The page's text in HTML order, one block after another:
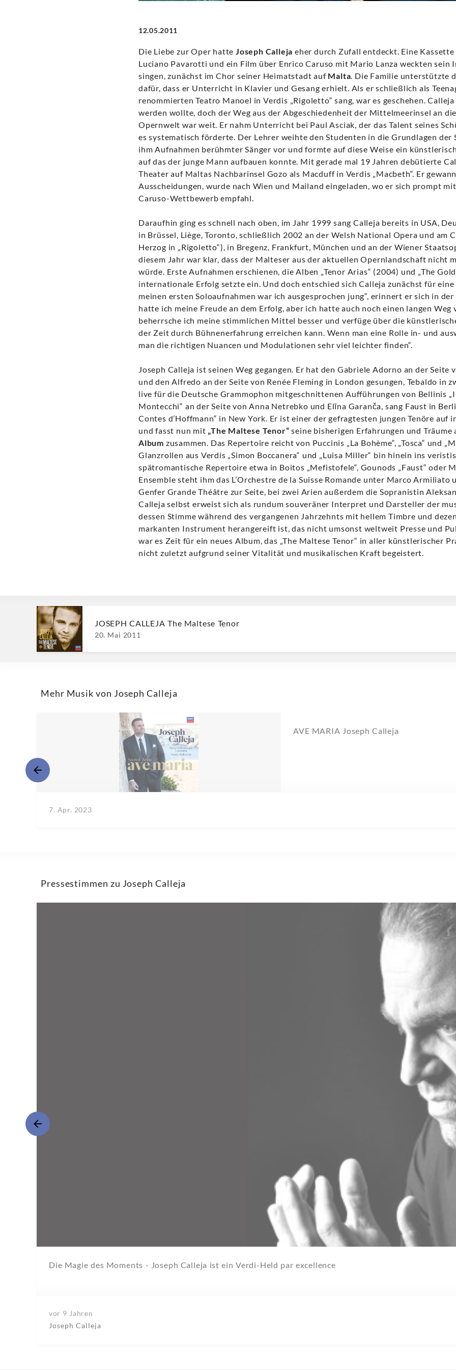
12.05.2011
Die Liebe zur Oper hatte Joseph Calleja eher durch Zufall entdeckt. Eine
Luciano Pavarotti und ein Film über Enrico Caruso mit Mario Lanza weckten sein
singen, zunächst im Chor seiner Heimatstadt auf Malta. Die Familie unterstützte
dafür, dass er Unterricht in Klavier und Gesang erhielt. Als er schließlich als
renommierten Teatro Manoel in Verdis „Rigoletto“ sang, war es geschehen.
werden wollte, doch der Weg aus der Abgeschiedenheit der Mittelmeerinsel an
Opernwelt war weit. Er nahm Unterricht bei Paul Asciak, der das Talent seines
es systematisch förderte. Der Lehrer weihte den Studenten in die Grundlagen der
ihm Aufnahmen berühmter Sänger vor und formte auf diese Weise ein
auf das der junge Mann aufbauen konnte. Mit gerade mal 19 Jahren debütierte
Theater auf Maltas Nachbarinsel Gozo als Macduff in Verdis „Macbeth“. Er
Ausscheidungen, wurde nach Wien und Mailand eingeladen, wo er sich prompt
Caruso-Wettbewerb empfahl.
Daraufhin ging es schnell nach oben, im Jahr 1999 sang Calleja bereits in USA,
in Brüssel, Liège, Toronto, schließlich 2002 an der Welsh National Opera und am
Herzog in „Rigoletto“), in Bregenz, Frankfurt, München und an der Wiener
diesem Jahr war klar, dass der Malteser aus der aktuellen Opernlandschaft nicht
würde. Erste Aufnahmen erschienen, die Alben „Tenor Arias“ (2004) und „The
internationale Erfolg setzte ein. Und doch entschied sich Calleja zunächst für eine
meinen ersten Soloaufnahmen war ich ausgesprochen jung“, erinnert er sich in
hatte ich meine Freude an dem Erfolg, aber ich hatte auch noch einen langen Weg
beherrsche ich meine stimmlichen Mittel besser und verfüge über die
der Zeit durch Bühnenerfahrung erreichen kann. Wenn man eine Rolle in- und
man die richtigen Nuancen und Modulationen sehr viel leichter finden“.
Joseph Calleja ist seinen Weg gegangen. Er hat den Gabriele Adorno an der Seite
und den Alfredo an der Seite von Renée Fleming in London gesungen, Tebaldo in
live für die Deutsche Grammophon mitgeschnittenen Aufführungen von Bellinis
Montecchi“ an der Seite von Anna Netrebko und Elīna Garanča, sang Faust in
Contes d’Hoffmann“ in New York. Er ist einer der gefragtesten jungen Tenöre auf
und fasst nun mit „The Maltese Tenor“ seine bisherigen Erfahrungen und Träume
Album zusammen. Das Repertoire reicht von Puccinis „La Bohème“, „Tosca“ und
Glanzrollen aus Verdis „Simon Boccanera“ und „Luisa Miller“ bin hinein ins
spätromantische Repertoire etwa in Boitos „Mefistofele“, Gounods „Faust“ oder
Ensemble steht ihm das L’Orchestre de la Suisse Romande unter Marco Armiliato
Genfer Grande Théâtre zur Seite, bei zwei Arien außerdem die Sopranistin
Calleja selbst erweist sich als rundum souveräner Interpret und Darsteller der
dessen Stimme während des vergangenen Jahrzehnts mit hellem Timbre und
markanten Instrument herangereift ist, das nicht umsonst weltweit Presse und
war es Zeit für ein neues Album, das „The Maltese Tenor“ in aller künstlerischer
nicht zuletzt aufgrund seiner Vitalität und musikalischen Kraft begeistert.
JOSEPH CALLEJA The Maltese Tenor
20. Mai 2011
Mehr Musik von Joseph Calleja
AVE MARIA Joseph Calleja
7. Apr. 2023
Pressestimmen zu Joseph Calleja
Die Magie des Moments - Joseph Calleja ist ein Verdi-Held par excellence
vor 9 Jahren
Joseph Calleja